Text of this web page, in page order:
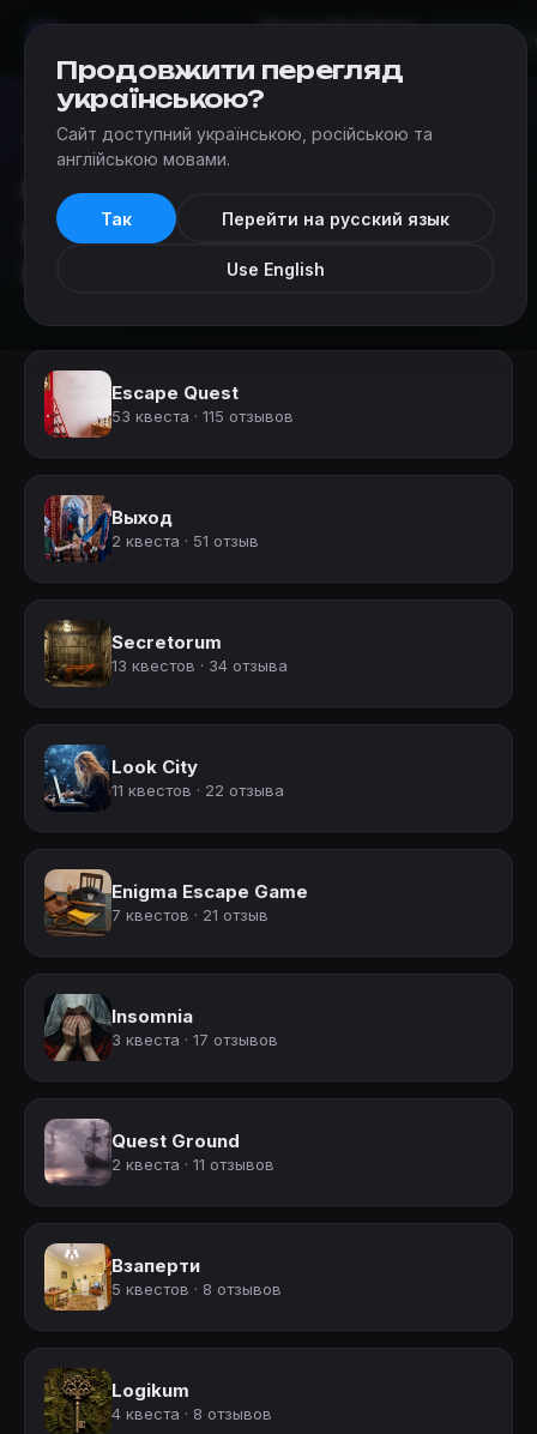
КвестыДобавить
Квесты›Организаторы квестов в реальности во Львове
Организаторы
квестов в реальности
во Львове
Escape Quest
53 квеста · 115 отзывов
Выход
2 квеста · 51 отзыв
Secretorum
13 квестов · 34 отзыва
Look City
11 квестов · 22 отзыва
Enigma Escape Game
7 квестов · 21 отзыв
Insomnia
3 квеста · 17 отзывов
Quest Ground
2 квеста · 11 отзывов
Взаперти
5 квестов · 8 отзывов
Logikum
4 квеста · 8 отзывов
Продовжити перегляд
українською?
Сайт доступний українською, російською та
англійською мовами.
Так Перейти на русский язык
Use English